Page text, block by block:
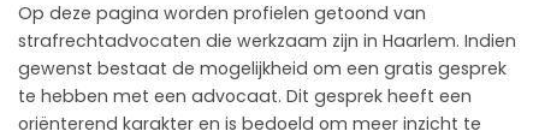
Op deze pagina worden profielen getoond van
strafrechtadvocaten die werkzaam zijn in Haarlem. Indien
gewenst bestaat de mogelijkheid om een gratis gesprek
te hebben met een advocaat. Dit gesprek heeft een
oriënterend karakter en is bedoeld om meer inzicht te